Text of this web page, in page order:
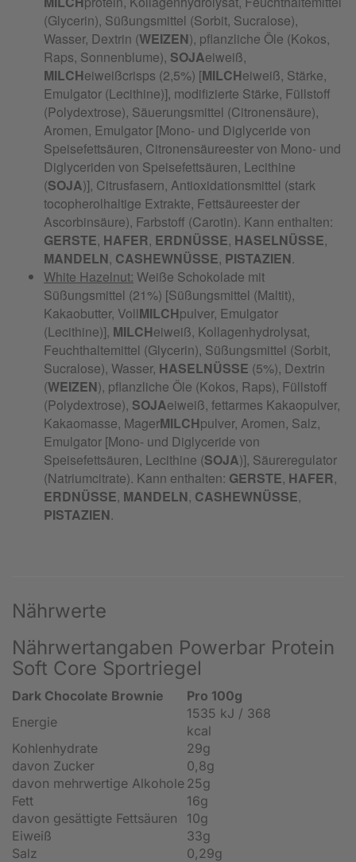
Nährwerte
Nährwertangaben Powerbar Protein
Soft Core Sportriegel
Dark Chocolate Brownie
Pro 100g
Energie
1535 kJ / 368
kcal
Kohlenhydrate
29g
davon Zucker
0,8g
davon mehrwertige Alkohole 25g
Fett
16g
davon gesättigte Fettsäuren
10g
Eiweiß
33g
Salz
0,29g